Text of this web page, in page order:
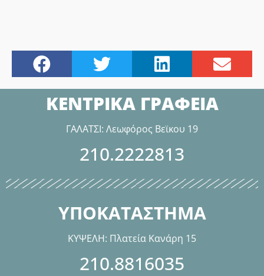
ΚΕΝΤΡΙΚΑ ΓΡΑΦΕΙΑ
ΓΑΛΑΤΣΙ: Λεωφόρος Βεϊκου 19
210.2222813
ΥΠΟΚΑΤΑΣΤΗΜΑ
ΚΥΨΕΛΗ: Πλατεία Κανάρη 15
210.8816035